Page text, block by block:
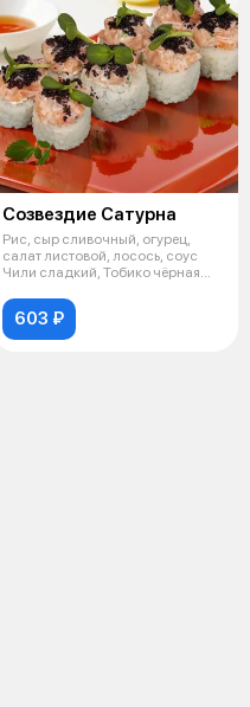
Созвездие Сатурна
Рис, сыр сливочный, огурец,
салат листовой, лосось, соус
Чили сладкий, Тобико чёрная
603 ₽